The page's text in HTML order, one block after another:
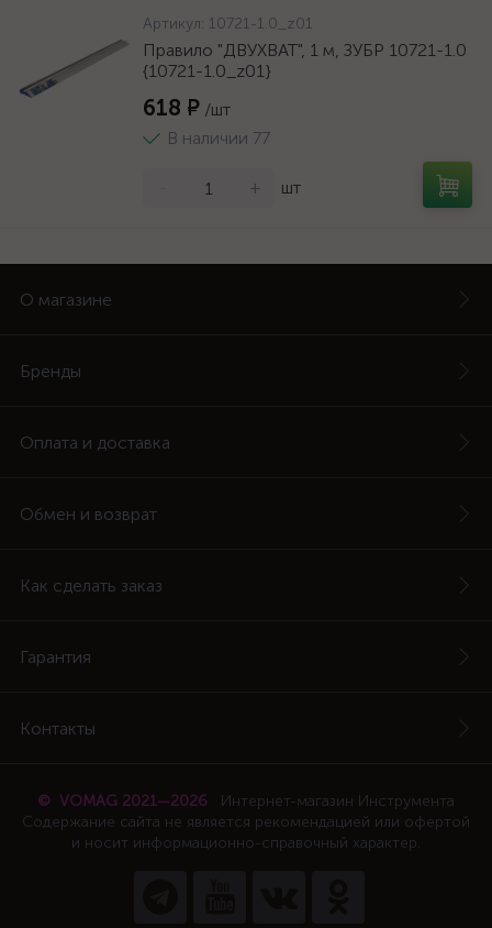
Артикул: 10721-1.0_z01
Правило "ДВУХВАТ", 1 м, ЗУБР 10721-1.0
{10721-1.0_z01}
618 ₽ /шт
В наличии 77
+ шт
О магазине
Бренды
Оплата и доставка
Обмен и возврат
Как сделать заказ
Гарантия
Контакты
© VOMAG 2021—2026
Интернет-магазин Инструмента
Содержание сайта не является рекомендацией или офертой
и носит информационно-справочный характер.